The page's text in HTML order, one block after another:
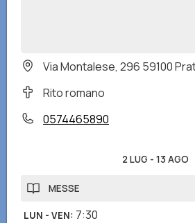
Via Montalese, 296 59100
Rito romano
0574465890
2 LUG - 13 AGO
MESSE
LUN - VEN: 7:30